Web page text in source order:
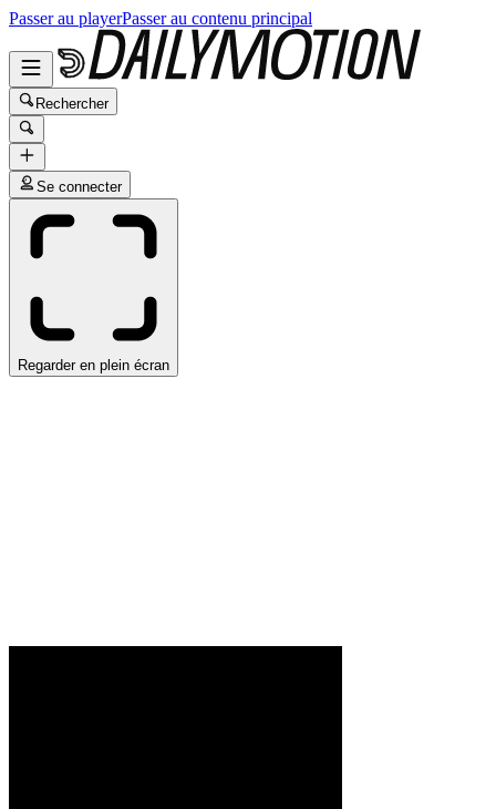
Passer au playerPasser au contenu principal
Rechercher
Se connecter
Regarder en plein écran